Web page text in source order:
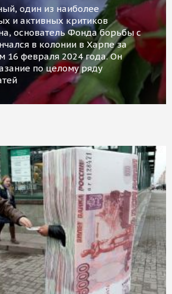
один из наиболее
и активных критиков
основатель Фонда борьбы с
в колонии в Харпе за
16 февраля 2024 года. Он
по целому ряду